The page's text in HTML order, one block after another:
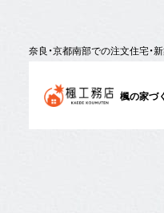
奈良・京都南部での注文住宅・
楓の家づ